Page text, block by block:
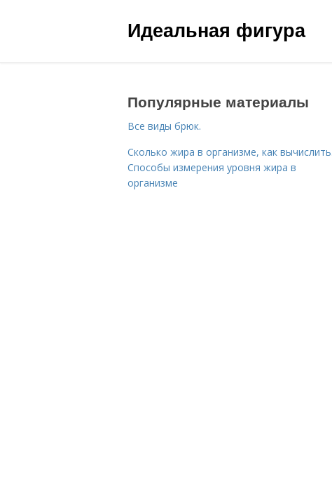
Идеальная фигура
Популярные материалы
Все виды брюк.
Сколько жира в организме, как вычислить.
Способы измерения уровня жира в
организме